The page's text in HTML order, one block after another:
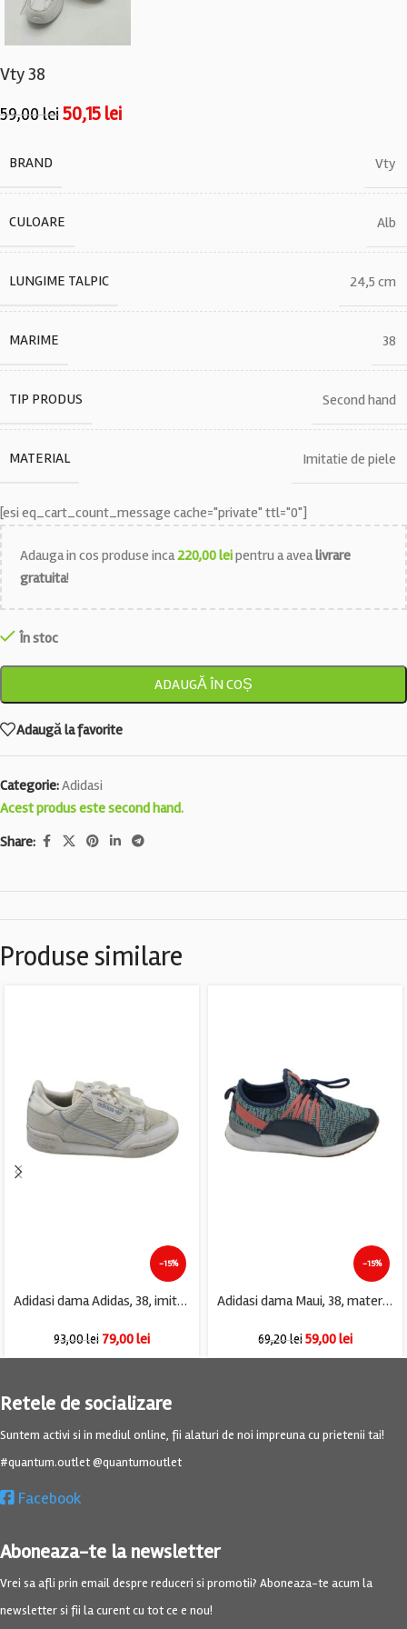
Vty 38
59,00lei50,15 lei
BRAND Vty
CULOARE Alb
LUNGIME TALPIC 24,5 cm
MARIME 38
TIP PRODUS Second hand
MATERIAL Imitatie de piele
[esi eq_cart_count_message cache="private" ttl="0"]
Adauga in cos produse inca220,00leipentru a avealivrare
gratuita!
În stoc
ADAUGĂ ÎN COȘ
Adaugă la favorite
Categorie:Adidasi
Acest produs este second hand.
Share:
Produse similare
-15%
Adidasi dama Adidas, 38, imitatie de piele, material textil, alb
93,00lei 79,00lei
-15%
Adidasi dama Maui, 38, material textil, albastru
69,20lei59,00lei
Retele de socializare
Suntem activi si in mediul online, fii alaturi de noi impreuna cu prietenii tai!
#quantum.outlet @quantumoutlet
Facebook
Aboneaza-te la newsletter
Vrei sa afli prin email despre reduceri si promotii? Aboneaza-te acum la
newsletter si fii la curent cu tot ce e nou!